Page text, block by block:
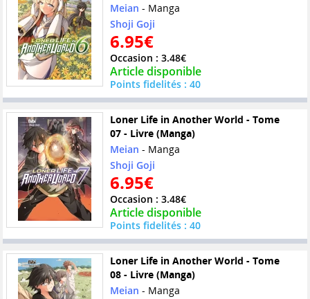
Meian - Manga
Shoji Goji
6.95€
Occasion : 3.48€
Article disponible
Points fidelités : 40
Loner Life in Another World - Tome
07 - Livre (Manga)
Meian - Manga
Shoji Goji
6.95€
Occasion : 3.48€
Article disponible
Points fidelités : 40
Loner Life in Another World - Tome
08 - Livre (Manga)
Meian - Manga